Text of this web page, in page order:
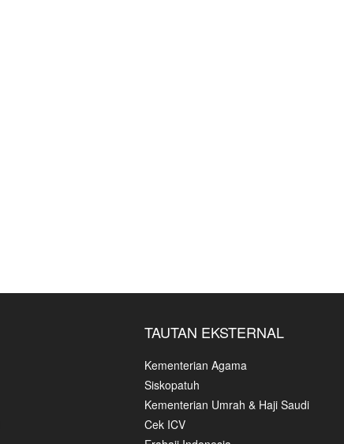
TAUTAN EKSTERNAL
Kementerian Agama
Siskopatuh
Kementerian Umrah & Haji Saudi
Cek ICV